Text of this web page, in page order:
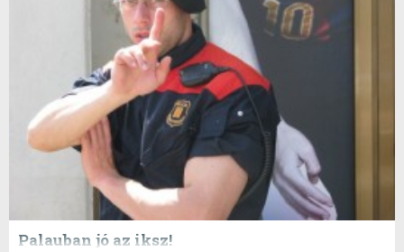
Palauban jó az iksz!